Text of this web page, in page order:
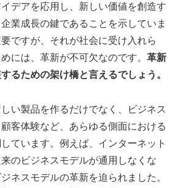
デアを応用し、新しい価値を創造す
業成長の鍵であることを示していま
ですが、それが社会に受け入れら
には、革新が不可欠なのです。 革新
るための架け橋と言えるでしょう。
い製品を作るだけでなく、ビジネス
客体験など、あらゆる側面における
ています。例えば、インターネット
のビジネスモデルが通用しなくな
ネスモデルの革新を迫られました。